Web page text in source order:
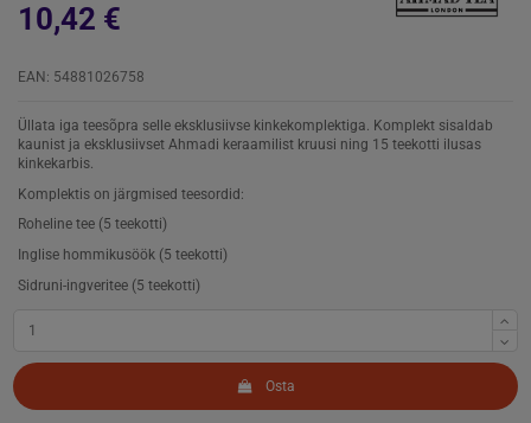
10,42 €
EAN: 54881026758
Üllata iga teesõpra selle eksklusiivse kinkekomplektiga. Komplekt sisaldab
kaunist ja eksklusiivset Ahmadi keraamilist kruusi ning 15 teekotti ilusas
kinkekarbis.
Komplektis on järgmised teesordid:
Roheline tee (5 teekotti)
Inglise hommikusöök (5 teekotti)
Sidruni-ingveritee (5 teekotti)
Osta